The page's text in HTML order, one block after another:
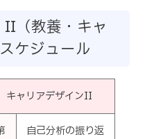
（教養・キャ
ケジュール
キャリアデザインII
自己分析の振り返